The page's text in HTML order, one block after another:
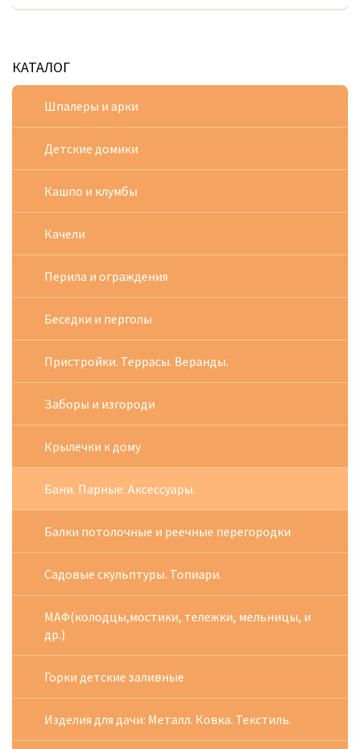
КАТАЛОГ
Шпалеры и арки
Детские домики
Кашпо и клумбы
Качели
Перила и ограждения
Беседки и перголы
Пристройки. Террасы. Веранды.
Заборы и изгороди
Крылечки к дому
Бани. Парные. Аксессуары.
Балки потолочные и реечные перегородки
Садовые скульптуры. Топиари.
МАФ(колодцы,мостики, тележки, мельницы, и
др.)
Горки детские заливные
Изделия для дачи: Металл. Ковка. Текстиль.